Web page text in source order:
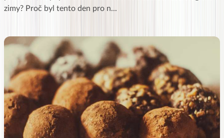
zimy? Proč byl tento den pro n...